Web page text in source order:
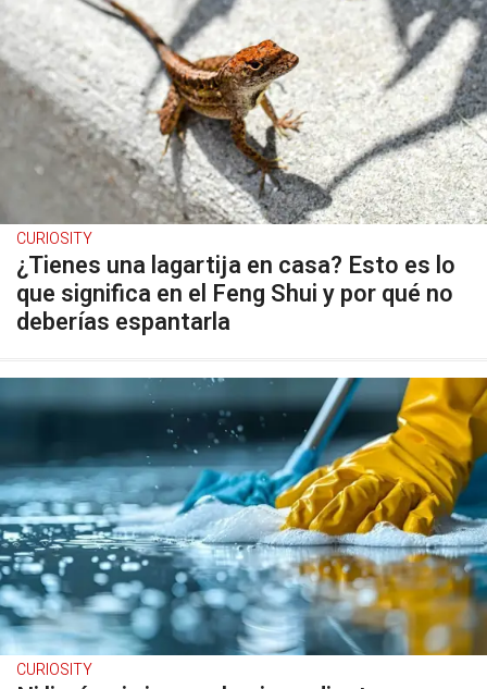
CURIOSITY
¿Tienes una lagartija en casa? Esto es lo
que significa en el Feng Shui y por qué no
deberías espantarla
CURIOSITY